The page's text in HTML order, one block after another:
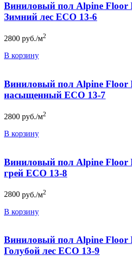
Виниловый пол Alpine Floor
Зимний лес ЕСО 13-6
2800 руб./м2
В корзину
Виниловый пол Alpine Floor
насыщенный ЕСО 13-7
2800 руб./м2
В корзину
Виниловый пол Alpine Floor
грей ЕСО 13-8
2800 руб./м2
В корзину
Виниловый пол Alpine Floor
Голубой лес ЕСО 13-9